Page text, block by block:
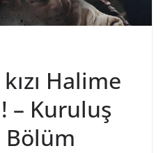
Halime
– Kuruluş
Bölüm